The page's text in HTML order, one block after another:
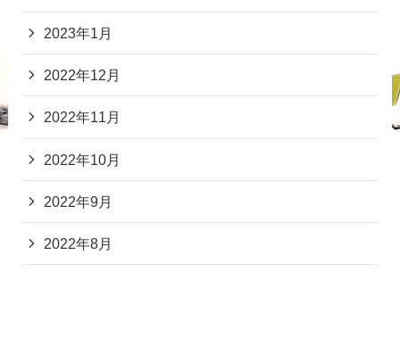
2023年1月
2022年12月
2022年11月
2022年10月
2022年9月
2022年8月